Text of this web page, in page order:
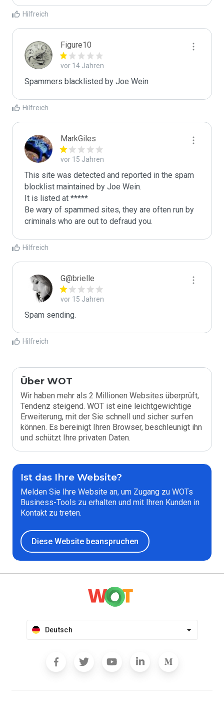
Hilfreich
Figure10
vor 14 Jahren
Spammers blacklisted by Joe Wein
Hilfreich
MarkGiles
vor 15 Jahren
This site was detected and reported in the spam
blocklist maintained by Joe Wein.
It is listed at *****
Be wary of spammed sites, they are often run by
criminals who are out to defraud you.
Hilfreich
G@brielle
vor 15 Jahren
Spam sending.
Hilfreich
Über WOT
Wir haben mehr als 2 Millionen Websites überprüft,
Tendenz steigend. WOT ist eine leichtgewichtige
Erweiterung, mit der Sie schnell und sicher surfen
können. Es bereinigt Ihren Browser, beschleunigt ihn
und schützt Ihre privaten Daten.
Ist das Ihre Website?
Melden Sie Ihre Website an, um Zugang zu WOTs
Business-Tools zu erhalten und mit Ihren Kunden in
Kontakt zu treten.
Diese Website beanspruchen
Deutsch